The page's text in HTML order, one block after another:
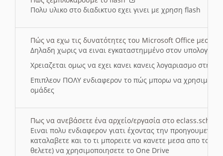
Πολυ υλικο στο διαδικτυο εχει γινει με χρηση flash
Πώς να εχω τις δυνατότητες του Microsoft Office μεσω
Δηλαδη χωρις να ειναι εγκαταστημμένο στον
Χρειαζεται ομως να εχει κανει κανεις λογαριασμο στη
Επιπλεον ΠΟΛΥ ενδιαφερον το πώς μπορω να
ομάδες
Πως να ανεβάσετε ένα αρχείο/εργασία στο eclass.sch.gr
Ειναι πολυ ενδιαφερον γιατι έχοντας την
καταλαβετε και το τι μπορειτε να κανετε μεσα απο το
θελετε) να χρησιμοποιησετε το One Drive